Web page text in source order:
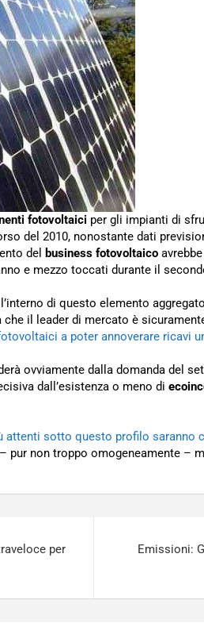
fotovoltaici per gli impianti di
del 2010, nonostante dati
del business fotovoltaico
e mezzo toccati durante il
di questo elemento
il leader di mercato è
a poter annoverare ricavi
ovviamente dalla domanda del
dall’esistenza o meno di
attenti sotto questo profilo saranno
pur non troppo omogeneamente –
per
Emissioni: